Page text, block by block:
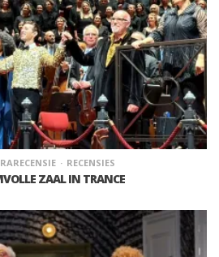
RECENSIES
ZAAL IN TRANCE